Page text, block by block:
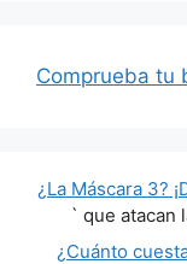
Comprueba tu
¿La Máscara 3?
` que atacan
¿Cuánto